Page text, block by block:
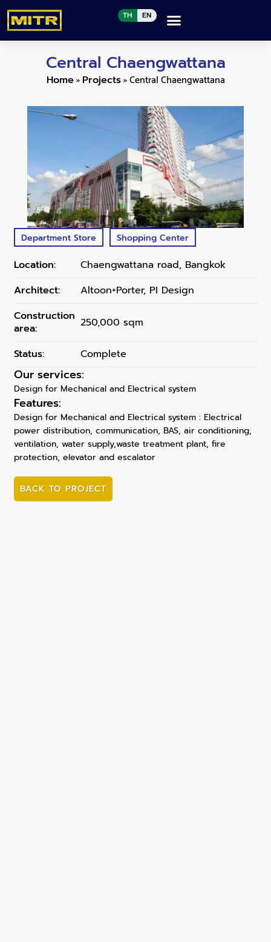
TH EN
Central Chaengwattana
Home» Projects»Central Chaengwattana
Department Store Shopping Center
Location:
Chaengwattana road, Bangkok
Architect:
Altoon+Porter, PI Design
Construction
area:
250,000 sqm
Status: Complete
Our services:
Design for Mechanical and Electrical system
Features:
Design for Mechanical and Electrical system : Electrical
power distribution, communication, BAS, air conditioning,
ventilation, water supply,waste treatment plant, fire
protection, elevator and escalator
BACK TO PROJECT